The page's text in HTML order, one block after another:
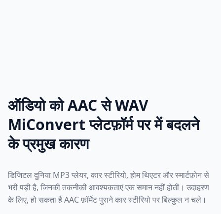
ऑडियो को AAC से WAV
MiConvert प्लेटफ़ॉर्म पर में बदलने
के प्रमुख कारण
डिजिटल दुनिया MP3 प्लेयर, कार स्टीरियो, होम थिएटर और स्मार्टफ़ोन से
भरी पड़ी है, जिनकी तकनीकी आवश्यकताएं एक समान नहीं होतीं। उदाहरण
के लिए, हो सकता है AAC फ़ॉर्मेट पुराने कार स्टीरियो पर बिल्कुल न चले।